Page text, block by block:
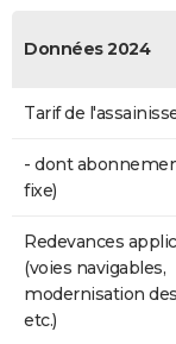
Données 2024
Tarif de
- dont
fixe)
Redevances
(voies navigables,
modernisation
etc.)